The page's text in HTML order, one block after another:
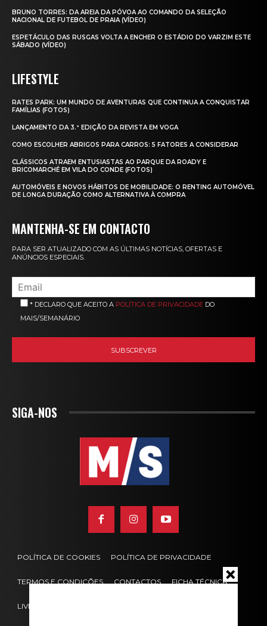
BRUNO TORRES: DA AREIA DA PÓVOA AO COMANDO DA SELEÇÃO
NACIONAL DE FUTEBOL DE PRAIA (VÍDEO)
ESPETÁCULO DAS RUSGAS VOLTA A ENCHER O ESTÁDIO DO VARZIM ESTE
SÁBADO (VÍDEO)
LIFESTYLE
RATES PARK: UM MUNDO DE AVENTURAS QUE CONTINUA A CONQUISTAR
FAMÍLIAS (FOTOS)
LANÇAMENTO DA 3.ª EDIÇÃO DA REVISTA EM VOGA
COMO ESCOLHER ABRIGOS PARA CARROS: 5 FATORES A CONSIDERAR
CLÁSSICOS ATRAEM ENTUSIASTAS AO PARQUE DA ROADY E
BRICOMARCHÉ EM VILA DO CONDE (FOTOS)
AUTOMÓVEIS E NOVOS HÁBITOS DE MOBILIDADE: O RENTING AUTOMÓVEL
DE LONGA DURAÇÃO COMO ALTERNATIVA À COMPRA
MANTENHA-SE EM CONTACTO
PARA SER ATUALIZADO COM AS ÚLTIMAS NOTÍCIAS, OFERTAS E
ANÚNCIOS ESPECIAIS.
* DECLARO QUE ACEITO A POLÍTICA DE PRIVACIDADE DO
MAIS/SEMANÁRIO
SIGA-NOS
POLÍTICA DE COOKIES POLÍTICA DE PRIVACIDADE
TERMOS E CONDIÇÕES CONTACTOS FICHA TÉCNICA
LIVRO DE RECLAMAÇÕES